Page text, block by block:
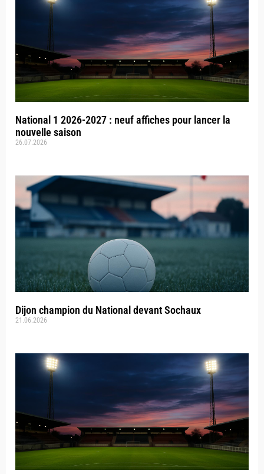
National 1 2026-2027 : neuf affiches pour lancer la
nouvelle saison
26.07.2026
Dijon champion du National devant Sochaux
21.06.2026